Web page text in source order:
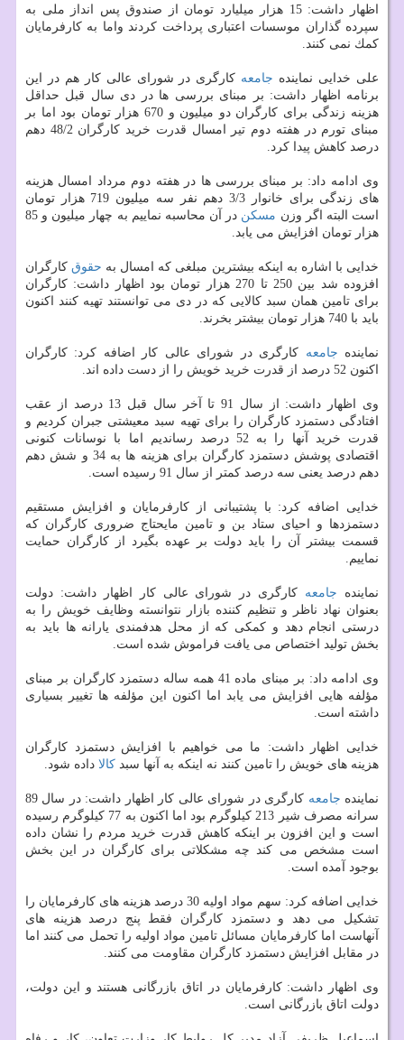
اظهار داشت: 15 هزار میلیارد تومان از صندوق پس انداز ملی به
سپرده گذاران موسسات اعتباری پرداخت كردند واما به كارفرمایان
كمك نمی كنند.
علی خدایی نماینده جامعه كارگری در شورای عالی كار هم در این
برنامه اظهار داشت: بر مبنای بررسی ها در دی سال قبل حداقل
هزینه زندگی برای كارگران دو میلیون و 670 هزار تومان بود اما بر
مبنای تورم در هفته دوم تیر امسال قدرت خرید كارگران 48/2 دهم
درصد كاهش پیدا كرد.
وی ادامه داد: بر مبنای بررسی ها در هفته دوم مرداد امسال هزینه
های زندگی برای خانوار 3/3 دهم نفر سه میلیون 719 هزار تومان
است البته اگر وزن مسكن
در آن محاسبه نماییم به چهار میلیون و 85
هزار تومان افزایش می یابد.
خدایی با اشاره به اینكه بیشترین مبلغی كه امسال به حقوقكارگران
افزوده شد بین 250 تا 270 هزار تومان بود اظهار داشت: كارگران
برای تامین همان سبد كالایی كه در دی می توانستند تهیه كنند اكنون
باید با 740 هزار تومان بیشتر بخرند.
نماینده جامعه كارگری در شورای عالی كار اضافه كرد: كارگران
اكنون 52 درصد از قدرت خرید خویش را از دست داده اند.
وی اظهار داشت: از سال 91 تا آخر سال قبل 13 درصد از عقب
افتادگی دستمزد كارگران را برای تهیه سبد معیشتی جبران كردیم و
قدرت خرید آنها را به 52 درصد رساندیم اما با نوسانات كنونی
اقتصادی پوشش دستمزد كارگران برای هزینه ها به 34 و شش دهم
دهم درصد یعنی سه درصد كمتر از سال 91 رسیده است.
خدایی اضافه كرد: با پشتیبانی از كارفرمایان و افزایش مستقیم
دستمزدها و احیای ستاد بن و تامین مایحتاج ضروری كارگران كه
قسمت بیشتر آن را باید دولت بر عهده بگیرد از كارگران حمایت
نماییم.
نماینده جامعه كارگری در شورای عالی كار اظهار داشت: دولت
بعنوان نهاد ناظر و تنظیم كننده بازار نتوانسته وظایف خویش را به
درستی انجام دهد و كمكی كه از محل هدفمندی یارانه ها باید به
بخش تولید اختصاص می یافت فراموش شده است.
وی ادامه داد: بر مبنای ماده 41 همه ساله دستمزد كارگران بر مبنای
مؤلفه هایی افزایش می یابد اما اكنون این مؤلفه ها تغییر بسیاری
داشته است.
خدایی اظهار داشت: ما می خواهیم با افزایش دستمزد كارگران
هزینه های خویش را تامین كنند نه اینكه به آنها سبد كالا داده شود.
نماینده جامعه
كارگری در شورای عالی كار اظهار داشت: در سال 89
سرانه مصرف شیر 213 كیلوگرم بود اما اكنون به 77 كیلوگرم رسیده
است و این افزون بر اینكه كاهش قدرت خرید مردم را نشان داده
است مشخص می كند چه مشكلاتی برای كارگران در این بخش
بوجود آمده است.
خدایی اضافه كرد: سهم مواد اولیه 30 درصد هزینه های كارفرمایان را
تشكیل می دهد و دستمزد كارگران فقط پنج درصد هزینه های
آنهاست اما كارفرمایان مسائل تامین مواد اولیه را تحمل می كنند اما
در مقابل افزایش دستمزد كارگران مقاومت می كنند.
وی اظهار داشت: كارفرمایان در اتاق بازرگانی هستند و این دولت،
دولت اتاق بازرگانی است.